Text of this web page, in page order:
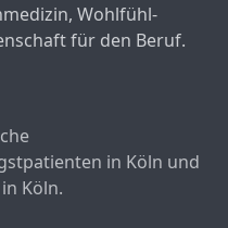
Wohlfühl-
für den Beruf.
in Köln und
Köln.